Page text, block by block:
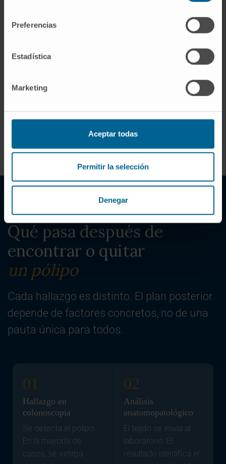
Preferencias
Estadística
Marketing
Aceptar todas
Permitir la selección
Denegar
--------- QUÉ ESPERAR
Qué pasa después de
encontrar o quitar
un pólipo
Cada hallazgo es distinto. El plan posterior
depende de factores concretos, no de una
pauta única para todos.